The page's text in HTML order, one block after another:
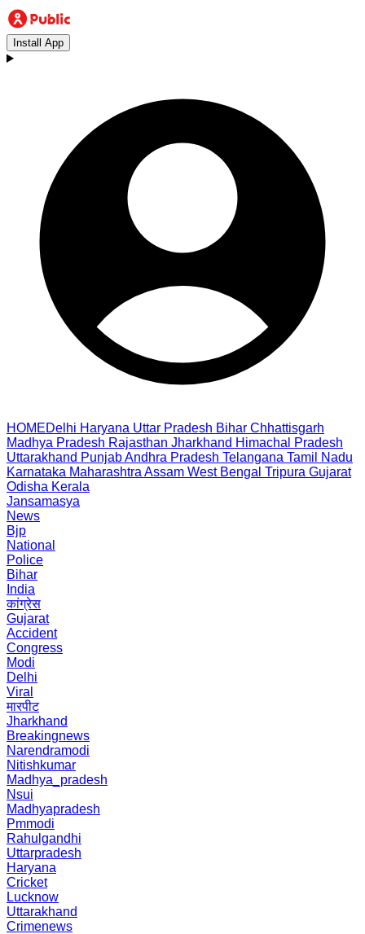
Install App
HOMEDelhi Haryana Uttar Pradesh Bihar Chhattisgarh
Madhya Pradesh Rajasthan Jharkhand Himachal Pradesh
Uttarakhand PunjabAndhra Pradesh Telangana Tamil Nadu
Karnataka Maharashtra Assam West Bengal Tripura Gujarat
Odisha Kerala
Jansamasya
News
Bjp
National
Police
Bihar
India
कांग्रेस
Gujarat
Accident
Congress
Modi
Delhi
Viral
मारपीट
Jharkhand
Breakingnews
Narendramodi
Nitishkumar
Madhya_pradesh
Nsui
Madhyapradesh
Pmmodi
Rahulgandhi
Uttarpradesh
Haryana
Cricket
Lucknow
Uttarakhand
Crimenews